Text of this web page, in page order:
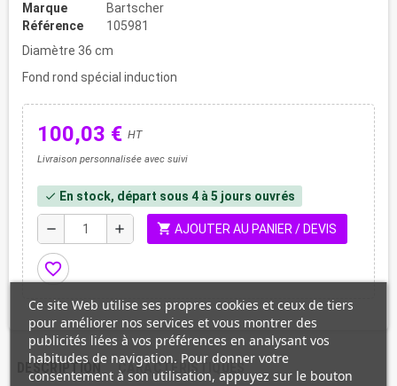
Marque
Bartscher
Référence
105981
Diamètre 36 cm
Fond rond spécial induction
100,03 € HT
Livraison personnalisée avec suivi
check En stock, départ sous 4 à 5 jours ouvrés
remove add shopping_cart AJOUTER AU PANIER / DEVIS
favorite_border
DESCRIPTION CARACTÉRISTIQUES
Ce site Web utilise ses propres cookies et ceux de tiers
pour améliorer nos services et vous montrer des
publicités liées à vos préférences en analysant vos
habitudes de navigation. Pour donner votre
consentement à son utilisation, appuyez sur le bouton